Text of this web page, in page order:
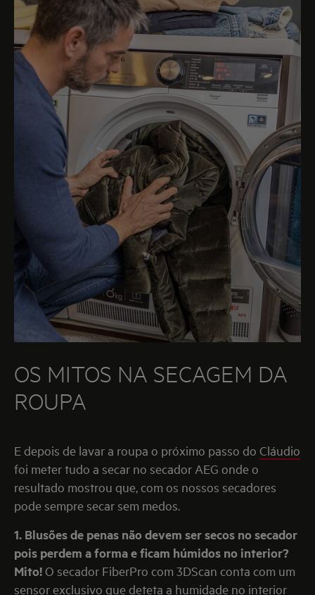
OS MITOS NA SECAGEM DA
ROUPA
E depois de lavar a roupa o próximo passo do Cláudio
foi meter tudo a secar no secador AEG onde o
resultado mostrou que, com os nossos secadores
pode sempre secar sem medos.
1. Blusões de penas não devem ser secos no secador
pois perdem a forma e ficam húmidos no interior?
Mito!O secador FiberPro com 3DScan conta com um
sensor exclusivo que deteta a humidade no interior